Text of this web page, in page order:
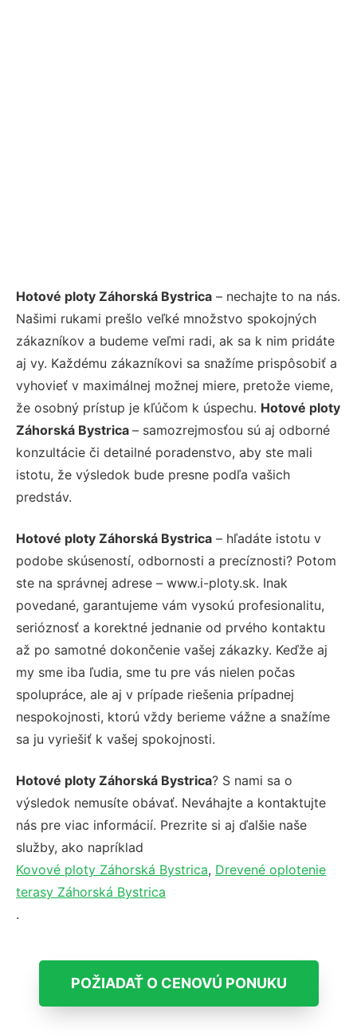
Hotové ploty Záhorská Bystrica – nechajte to na nás.
Našimi rukami prešlo veľké množstvo spokojných
zákazníkov a budeme veľmi radi, ak sa k nim pridáte
aj vy. Každému zákazníkovi sa snažíme prispôsobiť a
vyhovieť v maximálnej možnej miere, pretože vieme,
že osobný prístup je kľúčom k úspechu. Hotové ploty
Záhorská Bystrica – samozrejmosťou sú aj odborné
konzultácie či detailné poradenstvo, aby ste mali
istotu, že výsledok bude presne podľa vašich
predstáv.
Hotové ploty Záhorská Bystrica – hľadáte istotu v
podobe skúseností, odbornosti a precíznosti? Potom
ste na správnej adrese – www.i-ploty.sk. Inak
povedané, garantujeme vám vysokú profesionalitu,
serióznosť a korektné jednanie od prvého kontaktu
až po samotné dokončenie vašej zákazky. Keďže aj
my sme iba ľudia, sme tu pre vás nielen počas
spolupráce, ale aj v prípade riešenia prípadnej
nespokojnosti, ktorú vždy berieme vážne a snažíme
sa ju vyriešiť k vašej spokojnosti.
Hotové ploty Záhorská Bystrica? S nami sa o
výsledok nemusíte obávať. Neváhajte a kontaktujte
nás pre viac informácií. Prezrite si aj ďalšie naše
služby, ako napríklad
Kovové ploty Záhorská Bystrica, Drevené oplotenie
terasy Záhorská Bystrica
.
POŽIADAŤ O CENOVÚ PONUKU